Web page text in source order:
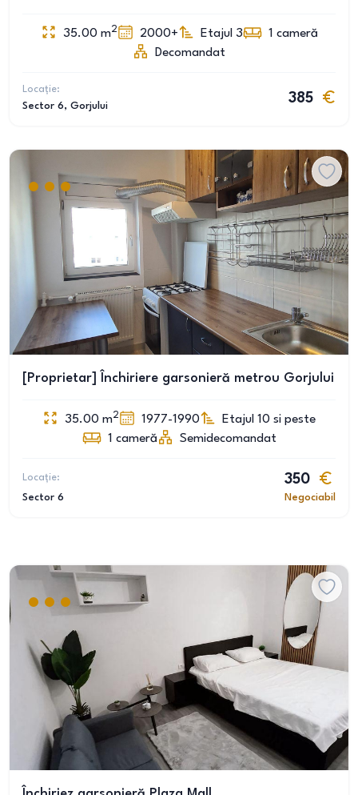
35.00 m2 2000+ Etajul 3 1 cameră
Decomandat
Locație:
Sector 6, Gorjului
385
[Proprietar] Închiriere garsonieră metrou Gorjului
35.00 m2 1977-1990
Etajul 10 si peste
1 cameră Semidecomandat
Locație:
Sector 6
350
Negociabil